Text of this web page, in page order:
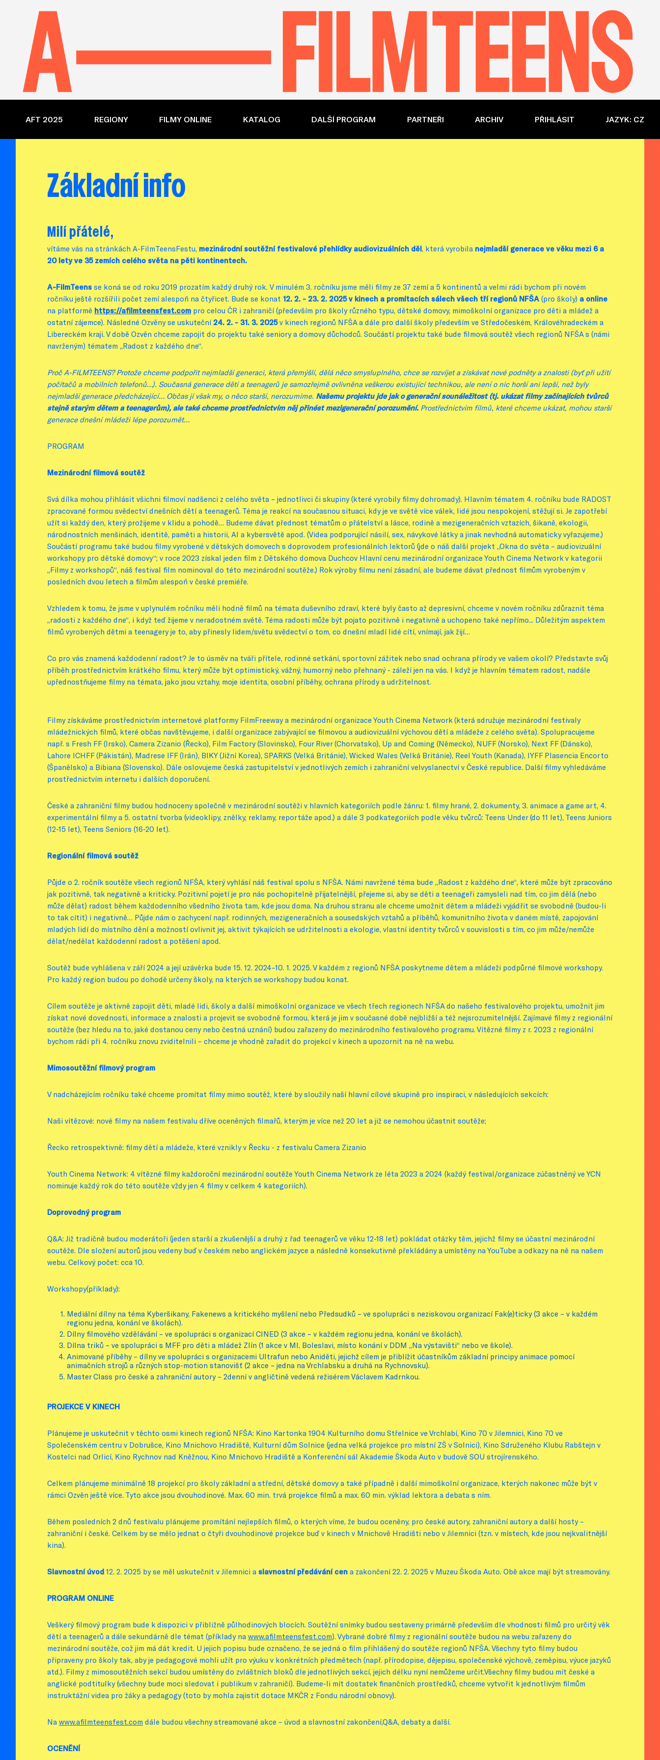
AFT 2025 REGIONY FILMY ONLINE KATALOG DALŠÍ PROGRAM PARTNEŘI ARCHIV PŘIHLÁSIT JAZYK: CZ
Základní info
Milí přátelé,
vítáme vás na stránkách A-FilmTeensFestu, mezinárodní soutěžní festivalové přehlídky audiovizuálních děl, která vyrobila nejmladší generace ve věku mezi 6 a
20 lety ve 35 zemích celého světa na pěti kontinentech.
A-FilmTeens se koná se od roku 2019 prozatím každý druhý rok. V minulém 3. ročníku jsme měli filmy ze 37 zemí a 5 kontinentů a velmi rádi bychom při novém
ročníku ještě rozšířili počet zemí alespoň na čtyřicet. Bude se konat 12. 2. - 23. 2. 2025 v kinech a promítacích sálech všech tří regionů NFŠA (pro školy) a online
na platformě https://afilmteensfest.com pro celou ČR i zahraničí (především pro školy různého typu, dětské domovy, mimoškolní organizace pro děti a mládež a
ostatní zájemce). Následné Ozvěny se uskuteční 24. 2. - 31. 3. 2025v kinech regionů NFŠA a dále pro další školy především ve Středočeském, Královéhradeckém a
Libereckém kraji. V době Ozvěn chceme zapojit do projektu také seniory a domovy důchodců. Součástí projektu také bude filmová soutěž všech regionů NFŠA s (námi
navrženým) tématem „Radost z každého dne“.
Proč A-FILMTEENS? Protože chceme podpořit nejmladší generaci, která přemýšlí, dělá něco smysluplného, chce se rozvíjet a získávat nové podněty a znalosti (byť při užití
počítačů a mobilních telefonů…). Současná generace dětí a teenagerů je samozřejmě ovlivněna veškerou existující technikou, ale není o nic horší ani lepší, než byly
nejmladší generace předcházející… Občas jí však my, o něco starší, nerozumíme. Našemu projektu jde jak o generační sounáležitost (tj. ukázat filmy začínajících tvůrců
stejně starým dětem a teenagerům), ale také chceme prostřednictvím něj přinést mezigenerační porozumění.Prostřednictvím filmů, které chceme ukázat, mohou starší
generace dnešní mládeži lépe porozumět…
PROGRAM
Mezinárodní filmová soutěž
Svá dílka mohou přihlásit všichni filmoví nadšenci z celého světa – jednotlivci či skupiny (které vyrobily filmy dohromady). Hlavním tématem 4. ročníku bude RADOST
zpracované formou svědectví dnešních dětí a teenagerů. Téma je reakcí na současnou situaci, kdy je ve světě více válek, lidé jsou nespokojení, stěžují si. Je zapotřebí
užít si každý den, který prožijeme v klidu a pohodě… Budeme dávat přednost tématům o přátelství a lásce, rodině a mezigeneračních vztazích, šikaně, ekologii,
národnostních menšinách, identitě, paměti a historii, AI a kybersvětě apod. (Videa podporující násilí, sex, návykové látky a jinak nevhodná automaticky vyřazujeme.)
Součástí programu také budou filmy vyrobené v dětských domovech s doprovodem profesionálních lektorů (jde o náš další projekt „Okna do světa – audiovizuální
workshopy pro dětské domovy“; v roce 2023 získal jeden film z Dětského domova Duchcov Hlavní cenu mezinárodní organizace Youth Cinema Network v kategorii
„Filmy z workshopů“, náš festival film nominoval do této mezinárodní soutěže.) Rok výroby filmu není zásadní, ale budeme dávat přednost filmům vyrobeným v
posledních dvou letech a filmům alespoň v české premiéře.
Vzhledem k tomu, že jsme v uplynulém ročníku měli hodně filmů na témata duševního zdraví, které byly často až depresivní, chceme v novém ročníku zdůraznit téma
„radosti z každého dne“, i když teď žijeme v neradostném světě. Téma radosti může být pojato pozitivně i negativně a uchopeno také nepřímo... Důležitým aspektem
filmů vyrobených dětmi a teenagery je to, aby přinesly lidem/světu svědectví o tom, co dnešní mladí lidé cítí, vnímají, jak žijí…
Co pro vás znamená každodenní radost? Je to úsměv na tváři přítele, rodinné setkání, sportovní zážitek nebo snad ochrana přírody ve vašem okolí? Představte svůj
příběh prostřednictvím krátkého filmu, který může být optimistický, vážný, humorný nebo přehnaný - záleží jen na vás. I když je hlavním tématem radost, nadále
upřednostňujeme filmy na témata, jako jsou vztahy, moje identita, osobní příběhy, ochrana přírody a udržitelnost.
Filmy získáváme prostřednictvím internetové platformy FilmFreeway a mezinárodní organizace Youth Cinema Network (která sdružuje mezinárodní festivaly
mládežnických filmů, které občas navštěvujeme, i další organizace zabývající se filmovou a audiovizuální výchovou dětí a mládeže z celého světa). Spolupracujeme
např. s Fresh FF (Irsko), Camera Zizanio (Řecko), Film Factory (Slovinsko), Four River (Chorvatsko), Up and Coming (Německo), NUFF (Norsko), Next FF (Dánsko),
Lahore ICHFF (Pákistán), Madrese IFF (Irán), BIKY (Jižní Korea), SPARKS (Velká Británie), Wicked Wales (Velká Británie), Reel Youth (Kanada), IYFF Plasencia Encorto
(Španělsko) a Bibiana (Slovensko). Dále oslovujeme česká zastupitelství v jednotlivých zemích i zahraniční velvyslanectví v České republice. Další filmy vyhledáváme
prostřednictvím internetu i dalších doporučení.
České a zahraniční filmy budou hodnoceny společně v mezinárodní soutěži v hlavních kategoriích podle žánru: 1. filmy hrané, 2. dokumenty, 3. animace a game art, 4.
experimentální filmy a 5. ostatní tvorba (videoklipy, znělky, reklamy, reportáže apod.) a dále 3 podkategoriích podle věku tvůrců: Teens Under (do 11 let), Teens Juniors
(12-15 let), Teens Seniors (16-20 let).
Regionální filmová soutěž
Půjde o 2. ročník soutěže všech regionů NFŠA, který vyhlásí náš festival spolu s NFŠA. Námi navržené téma bude „Radost z každého dne“, které může být zpracováno
jak pozitivně, tak negativně a kriticky. Pozitivní pojetí je pro nás pochopitelně přijatelnější, přejeme si, aby se děti a teenageři zamysleli nad tím, co jim dělá (nebo
může dělat) radost během každodenního všedního života tam, kde jsou doma. Na druhou stranu ale chceme umožnit dětem a mládeži vyjádřit se svobodně (budou-li
to tak cítit) i negativně… Půjde nám o zachycení např. rodinných, mezigeneračních a sousedských vztahů a příběhů, komunitního života v daném místě, zapojování
mladých lidí do místního dění a možností ovlivnit jej, aktivit týkajících se udržitelnosti a ekologie, vlastní identity tvůrců v souvislosti s tím, co jim může/nemůže
dělat/nedělat každodenní radost a potěšení apod.
Soutěž bude vyhlášena v září 2024 a její uzávěrka bude 15. 12. 2024–10. 1. 2025. V každém z regionů NFŠA poskytneme dětem a mládeži podpůrné filmové workshopy.
Pro každý region budou po dohodě určeny školy, na kterých se workshopy budou konat.
Cílem soutěže je aktivně zapojit děti, mladé lidi, školy a další mimoškolní organizace ve všech třech regionech NFŠA do našeho festivalového projektu, umožnit jim
získat nové dovednosti, informace a znalosti a projevit se svobodně formou, která je jim v současné době nejbližší a též nejsrozumitelnější. Zajímavé filmy z regionální
soutěže (bez hledu na to, jaké dostanou ceny nebo čestná uznání) budou zařazeny do mezinárodního festivalového programu. Vítězné filmy z r. 2023 z regionální
bychom rádi při 4. ročníku znovu zviditelnili – chceme je vhodně zařadit do projekcí v kinech a upozornit na ně na webu.
Mimosoutěžní filmový program
V nadcházejícím ročníku také chceme promítat filmy mimo soutěž, které by sloužily naší hlavní cílové skupině pro inspiraci, v následujících sekcích:
Naši vítězové: nové filmy na našem festivalu dříve oceněných filmařů, kterým je více než 20 let a již se nemohou účastnit soutěže;
Řecko retrospektivně: filmy dětí a mládeže, které vznikly v Řecku - z festivalu Camera Zizanio
Youth Cinema Network: 4 vítězné filmy každoroční mezinárodní soutěže Youth Cinema Network ze léta 2023 a 2024 (každý festival/organizace zúčastněný ve YCN
nominuje každý rok do této soutěže vždy jen 4 filmy v celkem 4 kategoriích).
Doprovodný program
Q&A: Již tradičně budou moderátoři (jeden starší a zkušenější a druhý z řad teenagerů ve věku 12-18 let) pokládat otázky těm, jejichž filmy se účastní mezinárodní
soutěže. Dle složení autorů jsou vedeny buď v českém nebo anglickém jazyce a následně konsekutivně překládány a umístěny na YouTube a odkazy na ně na našem
webu. Celkový počet: cca 10.
Workshopy(příklady):
Mediální dílny na téma Kyberšikany, Fakenews a kritického myšlení nebo Předsudků – ve spolupráci s neziskovou organizací Fak(e)ticky (3 akce – v každém
regionu jedna, konání ve školách).
Dílny filmového vzdělávání – ve spolupráci s organizací CINED (3 akce – v každém regionu jedna, konání ve školách).
Dílna triků – ve spolupráci s MFF pro děti a mládež Zlín (1 akce v Ml. Boleslavi, místo konání v DDM „Na výstavišti“ nebo ve škole).
Animované příběhy – dílny ve spolupráci s organizacemi Ultrafun nebo Aniděti, jejichž cílem je přiblížit účastníkům základní principy animace pomocí
animačních strojů a různých stop-motion stanovišť (2 akce – jedna na Vrchlabsku a druhá na Rychnovsku).
Master Class pro české a zahraniční autory – 2denní v angličtině vedená režisérem Václavem Kadrnkou.
PROJEKCE V KINECH
Plánujeme je uskutečnit v těchto osmi kinech regionů NFŠA: Kino Kartonka 1904 Kulturního domu Střelnice ve Vrchlabí, Kino 70 v Jilemnici, Kino 70 ve
Společenském centru v Dobrušce, Kino Mnichovo Hradiště, Kulturní dům Solnice (jedna velká projekce pro místní ZŠ v Solnici), Kino Sdruženého Klubu Rabštejn v
Kostelci nad Orlicí, Kino Rychnov nad Kněžnou, Kino Mnichovo Hradiště a Konferenční sál Akademie Škoda Auto v budově SOU strojírenského.
Celkem plánujeme minimálně 18 projekcí pro školy základní a střední, dětské domovy a také případně i další mimoškolní organizace, kterých nakonec může být v
rámci Ozvěn ještě více. Tyto akce jsou dvouhodinové. Max. 60 min. trvá projekce filmů a max. 60 min. výklad lektora a debata s ním.
Během posledních 2 dnů festivalu plánujeme promítání nejlepších filmů, o kterých víme, že budou oceněny, pro české autory, zahraniční autory a další hosty –
zahraniční i české. Celkem by se mělo jednat o čtyři dvouhodinové projekce buď v kinech v Mnichově Hradišti nebo v Jilemnici (tzn. v místech, kde jsou nejkvalitnější
kina).
Slavnostní úvod 12. 2. 2025 by se měl uskutečnit v Jilemnici a slavnostní předávání cen a zakončení 22. 2. 2025 v Muzeu Škoda Auto. Obě akce mají být streamovány.
PROGRAM ONLINE
Veškerý filmový program bude k dispozici v přibližně půlhodinových blocích. Soutěžní snímky budou sestaveny primárně především dle vhodnosti filmů pro určitý věk
dětí a teenagerů a dále sekundárně dle témat (příklady na www.afilmteensfest.com). Vybrané dobré filmy z regionální soutěže budou na webu zařazeny do
mezinárodní soutěže, což jim má dát kredit. U jejich popisu bude označeno, že se jedná o film přihlášený do soutěže regionů NFŠA. Všechny tyto filmy budou
připraveny pro školy tak, aby je pedagogové mohli užít pro výuku v konkrétních předmětech (např. přírodopise, dějepisu, společenské výchově, zeměpisu, výuce jazyků
atd.). Filmy z mimosoutěžních sekcí budou umístěny do zvláštních bloků dle jednotlivých sekcí, jejich délku nyní nemůžeme určit.Všechny filmy budou mít české a
anglické podtitulky (všechny bude moci sledovat i publikum v zahraničí). Budeme-li mít dostatek finančních prostředků, chceme vytvořit k jednotlivým filmům
instruktážní videa pro žáky a pedagogy (toto by mohla zajistit dotace MKČR z Fondu národní obnovy).
Na www.afilmteensfest.com dále budou všechny streamované akce – úvod a slavnostní zakončení,Q&A, debaty a další.
OCENĚNÍ